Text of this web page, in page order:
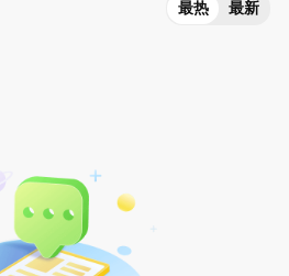
最热 最新